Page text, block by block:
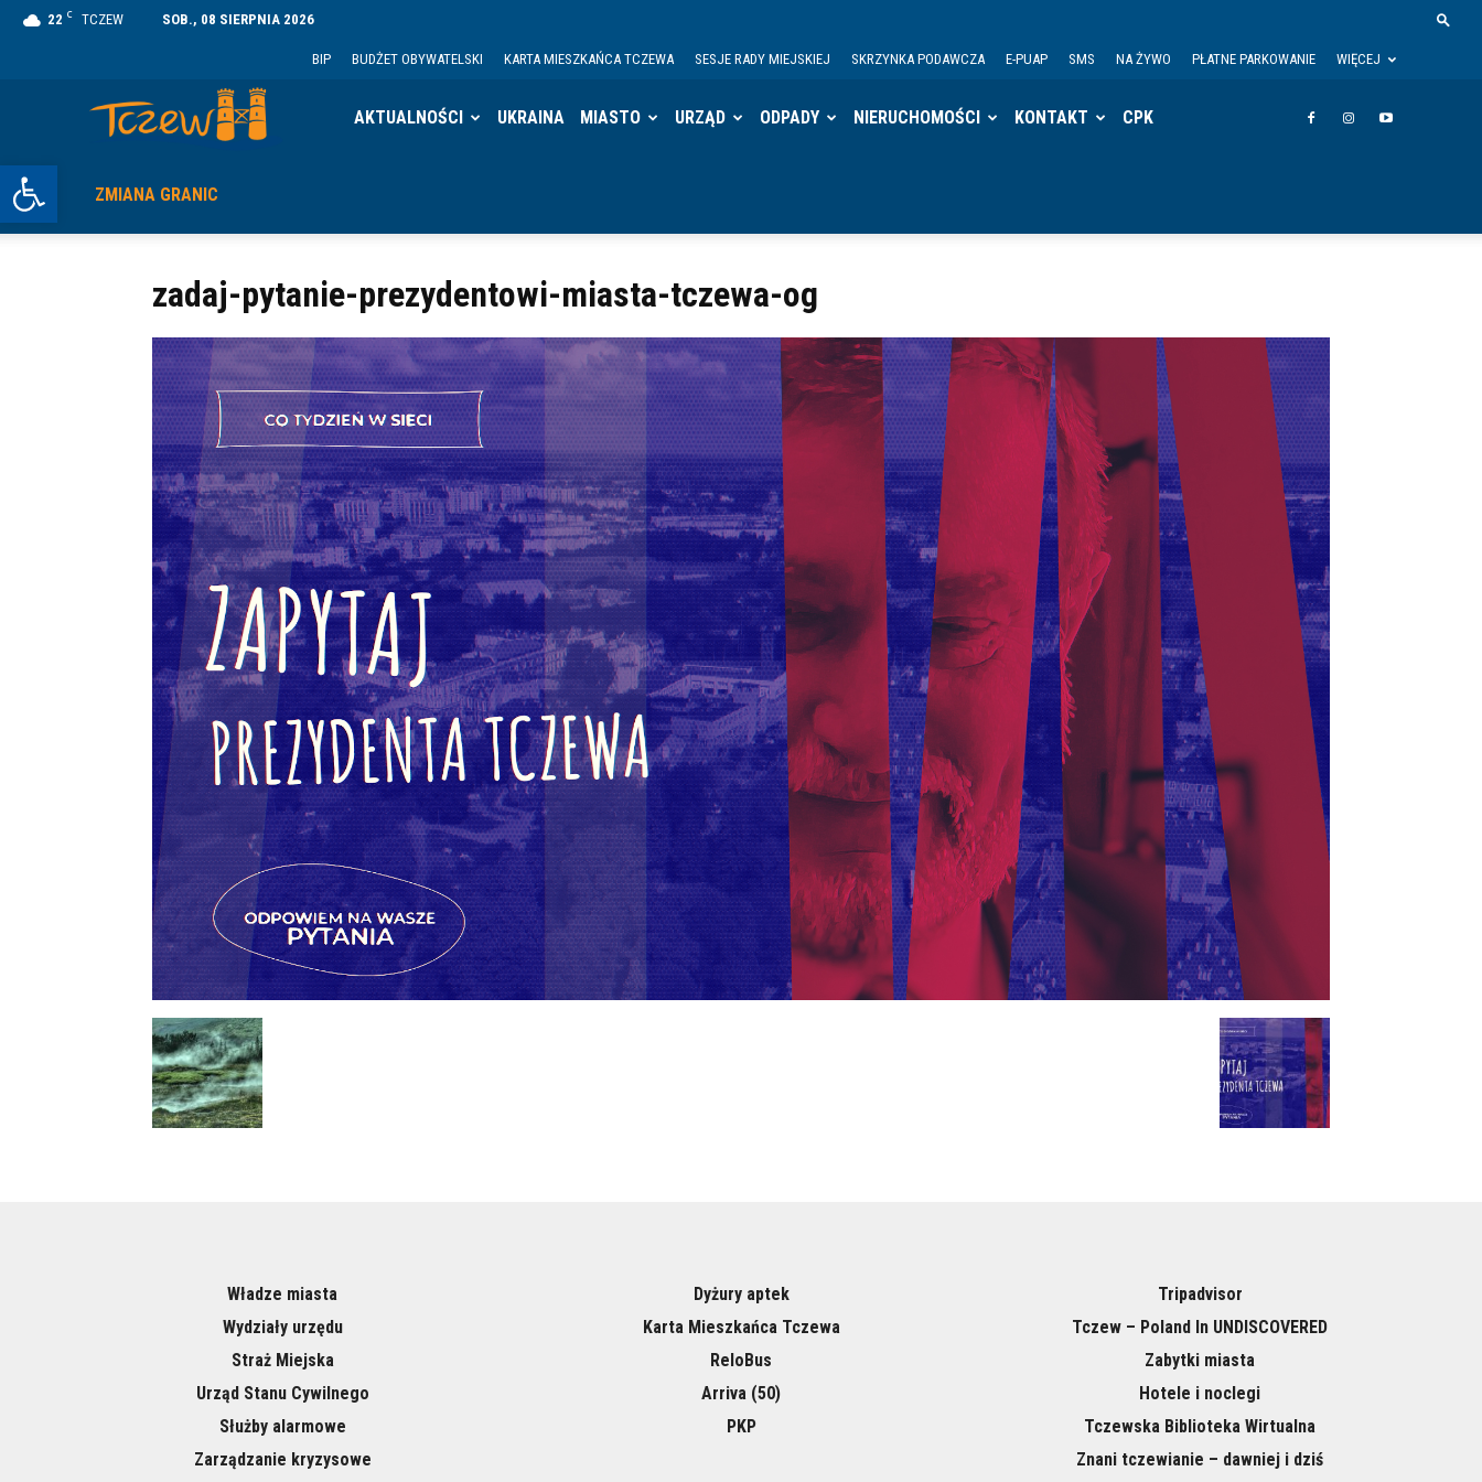
Otwórz pasek narzędzi
22 C TCZEW SOB., 08 SIERPNIA 2026
BIP BUDŻET OBYWATELSKI KARTA MIESZKAŃCA TCZEWA SESJE RADY MIEJSKIEJ SKRZYNKA PODAWCZA E-PUAP SMS NA ŻYWO PŁATNE PARKOWANIE WIĘCEJ
AKTUALNOŚCI UKRAINA MIASTO URZĄD ODPADY NIERUCHOMOŚCI KONTAKT CPK
ZMIANA GRANIC
zadaj-pytanie-prezydentowi-miasta-tczewa-og
Władze miasta
Wydziały urzędu
Straż Miejska
Urząd Stanu Cywilnego
Służby alarmowe
Zarządzanie kryzysowe
Dyżury aptek
Karta Mieszkańca Tczewa
ReloBus
Arriva (50)
PKP
Tripadvisor
Tczew – Poland In UNDISCOVERED
Zabytki miasta
Hotele i noclegi
Tczewska Biblioteka Wirtualna
Znani tczewianie – dawniej i dziś